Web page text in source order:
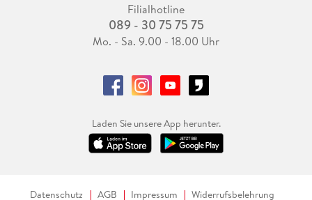
Filialhotline
089 - 30 75 75 75
Mo. - Sa. 9.00 - 18.00 Uhr
Laden Sie unsere App herunter.
Datenschutz AGB Impressum
Widerrufsbelehrung